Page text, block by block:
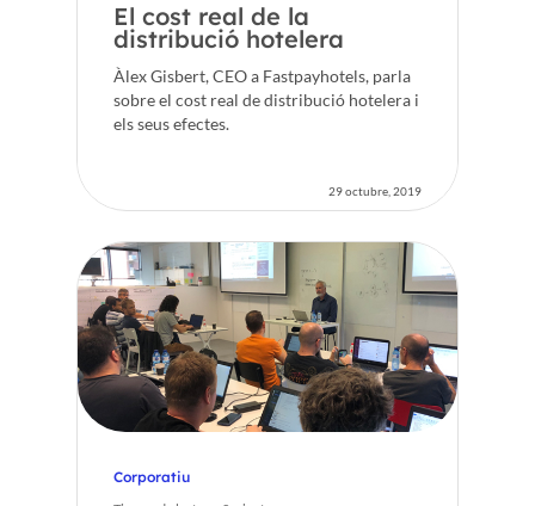
El cost real de la
distribució hotelera
Àlex Gisbert, CEO a Fastpayhotels, parla
sobre el cost real de distribució hotelera i
els seus efectes.
29 octubre, 2019
Corporatiu